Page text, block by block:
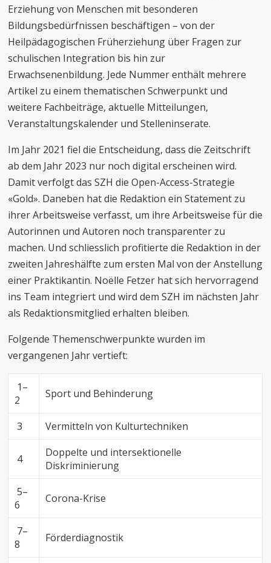
Erziehung von Menschen mit besonderen
Bildungsbedürfnissen beschäftigen – von der
Heilpädagogischen Früherziehung über Fragen zur
schulischen Integration bis hin zur
Erwachsenenbildung. Jede Nummer enthält mehrere
Artikel zu einem thematischen Schwerpunkt und
weitere Fachbeiträge, aktuelle Mitteilungen,
Veranstaltungskalender und Stelleninserate.
Im Jahr 2021 fiel die Entscheidung, dass die Zeitschrift
ab dem Jahr 2023 nur noch digital erscheinen wird.
Damit verfolgt das SZH die Open-Access-Strategie
«Gold». Daneben hat die Redaktion ein Statement zu
ihrer Arbeitsweise verfasst, um ihre Arbeitsweise für die
Autorinnen und Autoren noch transparenter zu
machen. Und schliesslich profitierte die Redaktion in der
zweiten Jahreshälfte zum ersten Mal von der Anstellung
einer Praktikantin. Noëlle Fetzer hat sich hervorragend
ins Team integriert und wird dem SZH im nächsten Jahr
als Redaktionsmitglied erhalten bleiben.
Folgende Themenschwerpunkte wurden im
vergangenen Jahr vertieft:
1–
2
Sport und Behinderung
3 Vermitteln von Kulturtechniken
4
Doppelte und intersektionelle
Diskriminierung
5–
6
Corona-Krise
7–
8
Förderdiagnostik